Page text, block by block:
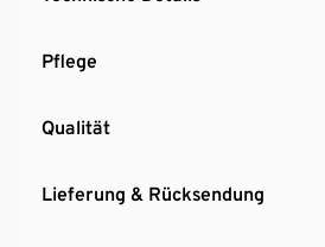
Pflege
Qualität
Lieferung & Rücksendung